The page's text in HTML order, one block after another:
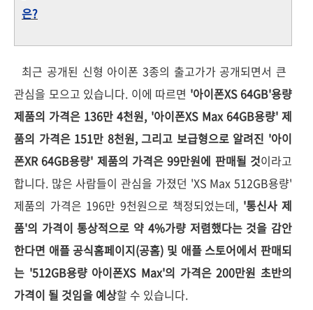
은?
최근 공개된 신형 아이폰 3종의 출고가가 공개되면서 큰
관심을 모으고 있습니다. 이에 따르면 '아이폰XS 64GB'용량
제품의 가격은 136만 4천원, '아이폰XS Max 64GB용량' 제
품의 가격은 151만 8천원, 그리고 보급형으로 알려진 '아이
폰XR 64GB용량' 제품의 가격은 99만원에 판매될 것이라고
합니다. 많은 사람들이 관심을 가졌던 'XS Max 512GB용량'
제품의 가격은 196만 9천원으로 책정되었는데, '통신사 제
품'의 가격이 통상적으로 약 4%가량 저렴했다는 것을 감안
한다면 애플 공식홈페이지(공홈) 및 애플 스토어에서 판매되
는 '512GB용량 아이폰XS Max'의 가격은 200만원 초반의
가격이 될 것임을 예상할 수 있습니다.